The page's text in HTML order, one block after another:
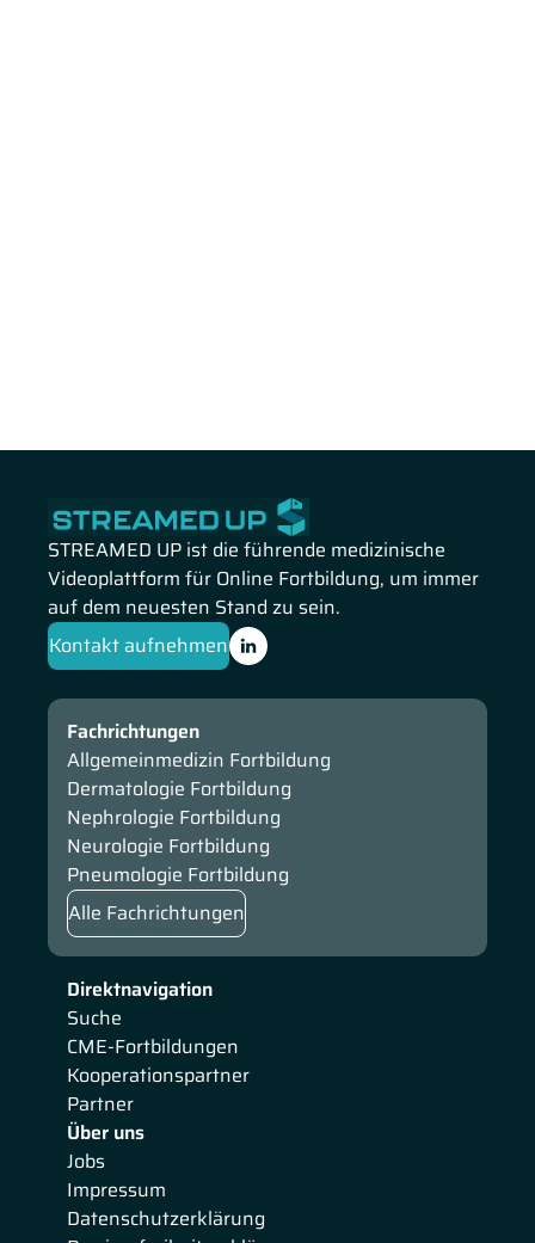
STREAMED UP ist die führende medizinische
Videoplattform für Online Fortbildung, um immer
auf dem neuesten Stand zu sein.
Kontakt aufnehmen
Direktnavigation
Suche
CME-Fortbildungen
Kooperationspartner
Partner
Über uns
Jobs
Impressum
Datenschutzerklärung
Fachrichtungen
Allgemeinmedizin Fortbildung
Dermatologie Fortbildung
Nephrologie Fortbildung
Neurologie Fortbildung
Pneumologie Fortbildung
Alle Fachrichtungen